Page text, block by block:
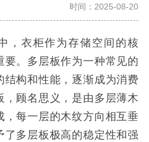
时间：2025-08-20
，衣柜作为存储空间的核
要。多层板作为一种常见的
结构和性能，逐渐成为消费
，顾名思义，是由多层薄木
，每一层的木纹方向相互垂
了多层板极高的稳定性和强